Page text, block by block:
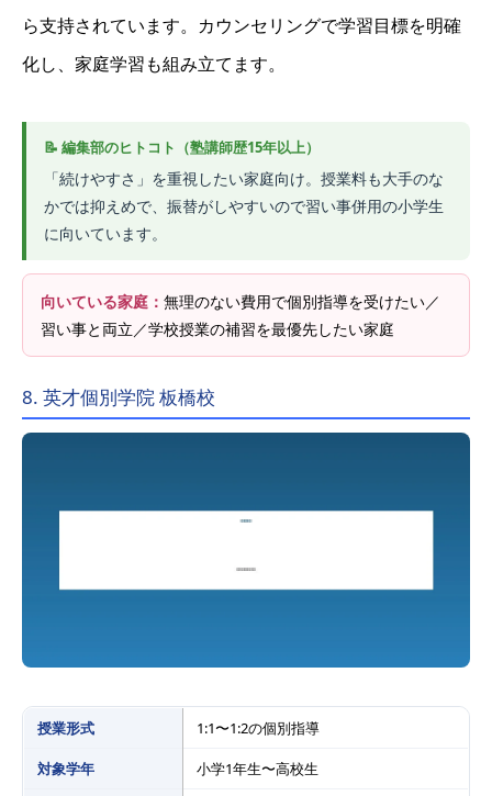
ら支持されています。カウンセリングで学習目標を明確
化し、家庭学習も組み立てます。
「続けやすさ」を重視したい家庭向け。授業料も大手のな
かでは抑えめで、振替がしやすいので習い事併用の小学生
に向いています。
向いている家庭： 無理のない費用で個別指導を受けたい／
習い事と両立／学校授業の補習を最優先したい家庭
8. 英才個別学院 板橋校
授業形式 1:1〜1:2の個別指導
対象学年 小学1年生〜高校生